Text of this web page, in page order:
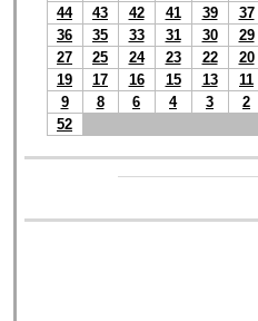
44
43 42 41 39
37
36
35 33 31 30
29
27
25 24 23 22
20
19
17 16 15 13
11
9
8 6 4 3
2
52